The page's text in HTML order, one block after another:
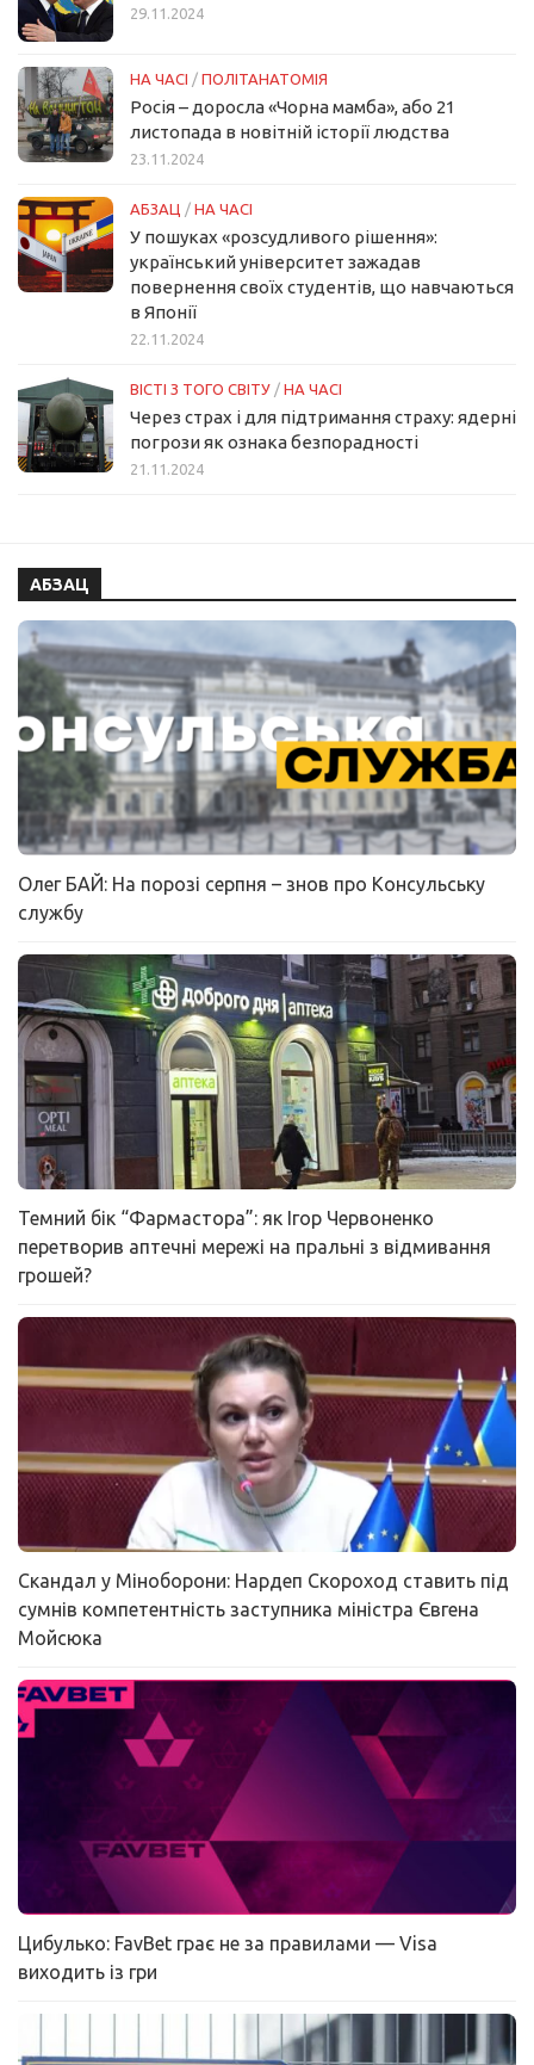
29.11.2024
НА ЧАСІ / ПОЛІТАНАТОМІЯ
Росія – доросла «Чорна мамба», або 21
листопада в новітній історії людства
23.11.2024
АБЗАЦ / НА ЧАСІ
У пошуках «розсудливого рішення»:
український університет зажадав
повернення своїх студентів, що навчаються
в Японії
22.11.2024
ВІСТІ З ТОГО СВІТУ / НА ЧАСІ
Через страх і для підтримання страху: ядерні
погрози як ознака безпорадності
21.11.2024
АБЗАЦ
Олег БАЙ: На порозі серпня – знов про Консульську
службу
Темний бік “Фармастора”: як Ігор Червоненко
перетворив аптечні мережі на пральні з відмивання
грошей?
Скандал у Міноборони: Нардеп Скороход ставить під
сумнів компетентність заступника міністра Євгена
Мойсюка
Цибулько: FavBet грає не за правилами — Visa
виходить із гри